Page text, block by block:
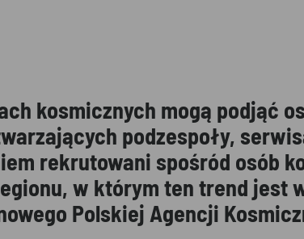
kosmicznych mogą podjąć
podzespoły,
rekrutowani spośród osób
w którym ten trend jest
Polskiej Agencji